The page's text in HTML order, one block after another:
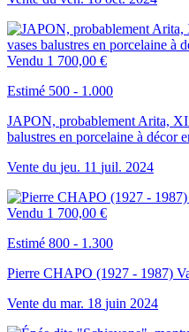
Vendu 1 700,00 €
Estimé 500 - 1.000
JAPON, probablement Arita,
balustres en porcelaine à décor
Vente du jeu. 11 juil. 2024
Vendu 1 700,00 €
Estimé 800 - 1.300
Pierre CHAPO (1927 - 1987)
Vente du mar. 18 juin 2024